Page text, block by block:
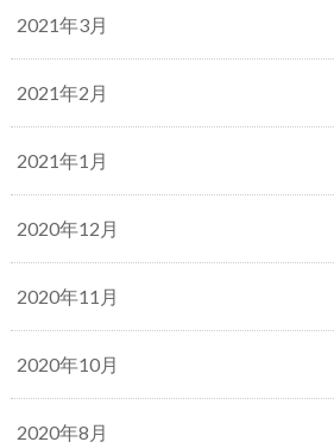
2021年3月
2021年2月
2021年1月
2020年12月
2020年11月
2020年10月
2020年8月